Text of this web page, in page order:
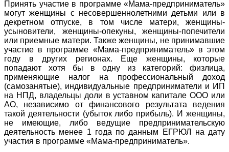
Принять участие в программе «Мама-предприниматель»
могут женщины с несовершеннолетними детьми или в
декретном отпуске, в том числе матери, женщины-
усыновители, женщины-опекуны, женщины-попечители
или приемные матери. Также женщины, не принимавшие
участие в программе «Мама-предприниматель» в этом
году в других регионах. Еще женщины, которые
попадают хотя бы в одну из категорий: физлица,
применяющие налог на профессиональный доход
(самозанятые), индивидуальные предприниматели и ИП
на НПД, владельцы доли в уставном капитале ООО или
АО, независимо от финансового результата ведения
такой деятельности (убыток либо прибыль). И женщины,
не имеющие, либо ведущие предпринимательскую
деятельность менее 1 года по данным ЕГРЮЛ на дату
участия в программе «Мама-предприниматель».